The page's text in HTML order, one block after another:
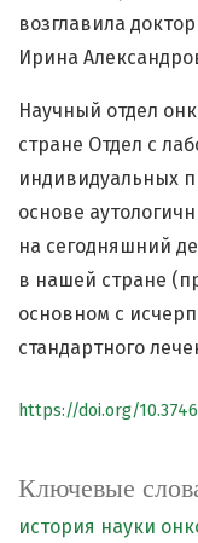
Ключевые
история науки
возглавила
Ирина
Научный отдел
стране Отдел с
индивидуальных
основе
на сегодняшний
в нашей стране
основном с
стандартного
https://doi.org/